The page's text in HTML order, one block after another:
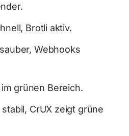
Brotli aktiv.
Webhooks
grünen Bereich.
CrUX zeigt grüne